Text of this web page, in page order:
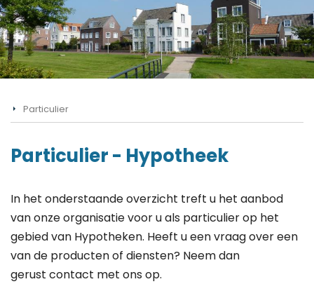
Particulier
Particulier - Hypotheek
In het onderstaande overzicht treft u het aanbod
van onze organisatie voor u als particulier op het
gebied van Hypotheken. Heeft u een vraag over een
van de producten of diensten? Neem dan
gerust contact met ons op.